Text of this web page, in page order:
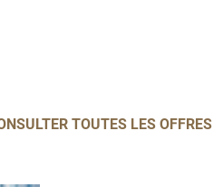
TOUTES LES OFFRES